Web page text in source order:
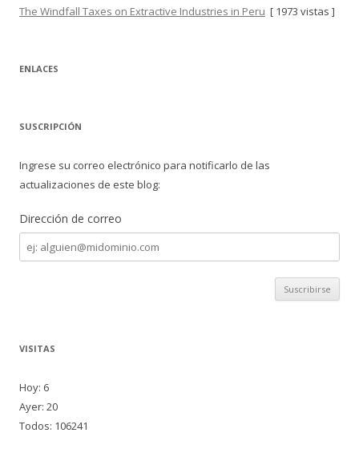
The Windfall Taxes on Extractive Industries in Peru [ 1973 vistas ]
ENLACES
SUSCRIPCIÓN
Ingrese su correo electrónico para notificarlo de las
actualizaciones de este blog:
Dirección de correo
Dirección
de
correo
VISITAS
Hoy: 6
Ayer: 20
Todos: 106241